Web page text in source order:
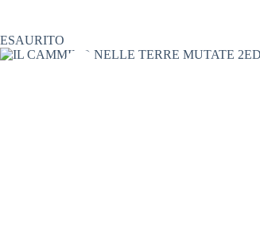
ESAURITO